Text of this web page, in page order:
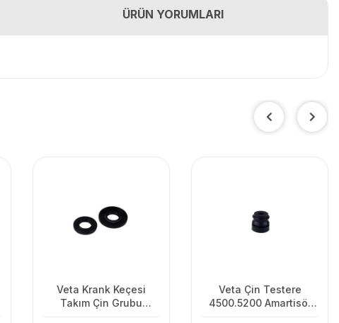
ÜRÜN YORUMLARI
Veta Krank Keçesi
Takım Çin Grubu
Veta Çin Testere
4500.5200 Amartisör